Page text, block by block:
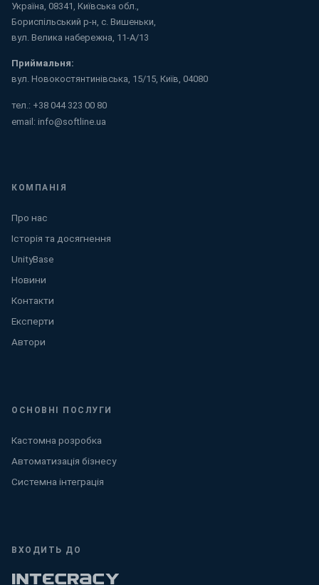
Україна, 08341, Київська обл.,
Бориспільський р-н, с. Вишеньки,
вул. Велика набережна, 11-А/13
Приймальня:
вул. Новокостянтинівська, 15/15, Київ, 04080
тел.: +38 044 323 00 80
email: info@softline.ua
КОМПАНІЯ
Про нас
Історія та досягнення
UnityBase
Новини
Контакти
Експерти
Автори
ОСНОВНІ ПОСЛУГИ
Кастомна розробка
Автоматизація бізнесу
Системна інтеграція
ВХОДИТЬ ДО